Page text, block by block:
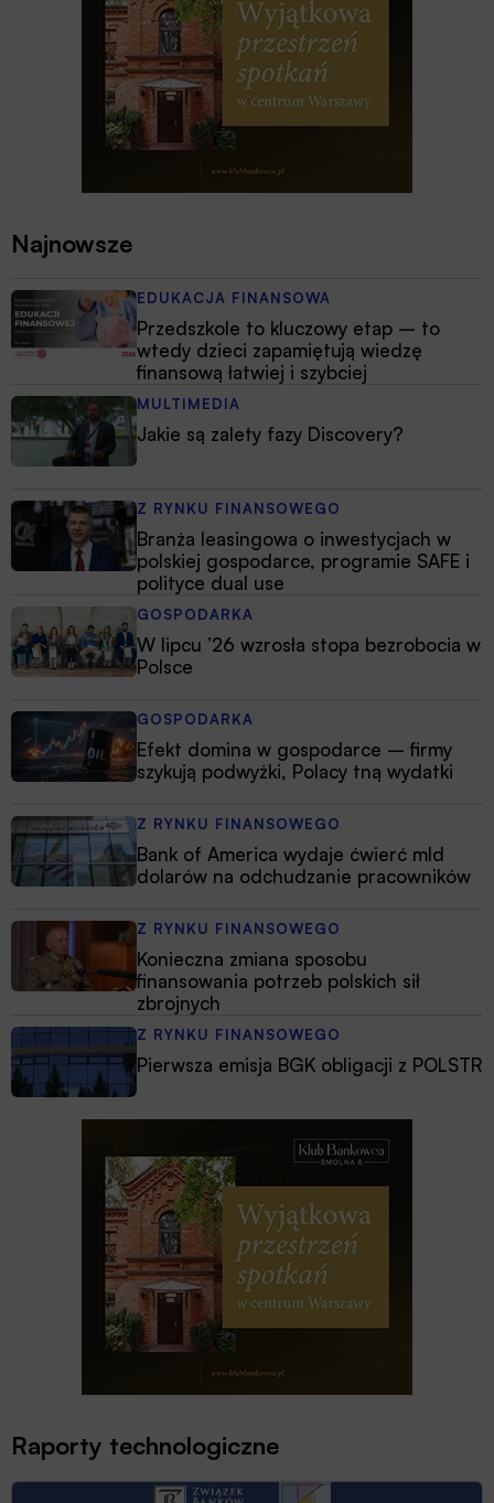
Najnowsze
EDUKACJA FINANSOWA
Przedszkole to kluczowy etap – to
wtedy dzieci zapamiętują wiedzę
finansową łatwiej i szybciej
MULTIMEDIA
Jakie są zalety fazy Discovery?
Z RYNKU FINANSOWEGO
Branża leasingowa o inwestycjach w
polskiej gospodarce, programie SAFE i
polityce dual use
GOSPODARKA
W lipcu ’26 wzrosła stopa bezrobocia w
Polsce
GOSPODARKA
Efekt domina w gospodarce – firmy
szykują podwyżki, Polacy tną wydatki
Z RYNKU FINANSOWEGO
Bank of America wydaje ćwierć mld
dolarów na odchudzanie pracowników
Z RYNKU FINANSOWEGO
Konieczna zmiana sposobu
finansowania potrzeb polskich sił
zbrojnych
Z RYNKU FINANSOWEGO
Pierwsza emisja BGK obligacji z POLSTR
Raporty technologiczne